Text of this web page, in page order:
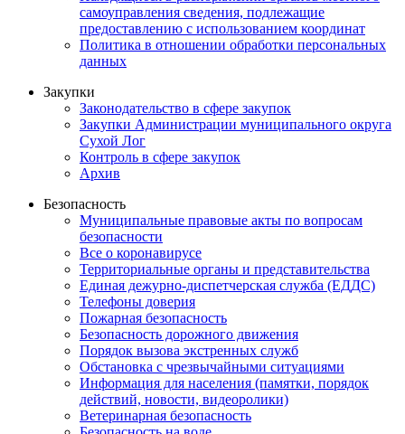
самоуправления сведения, подлежащие
предоставлению с использованием координат
Политика в отношении обработки персональных
данных
Закупки
Законодательство в сфере закупок
Закупки Администрации муниципального округа
Сухой Лог
Контроль в сфере закупок
Архив
Безопасность
Муниципальные правовые акты по вопросам
безопасности
Все о коронавирусе
Территориальные органы и представительства
Единая дежурно-диспетчерская служба (ЕДДС)
Телефоны доверия
Пожарная безопасность
Безопасность дорожного движения
Порядок вызова экстренных служб
Обстановка с чрезвычайными ситуациями
Информация для населения (памятки, порядок
действий, новости, видеоролики)
Ветеринарная безопасность